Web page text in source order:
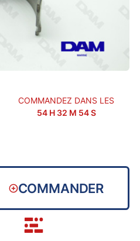
COMMANDEZ DANS LES
54H 32 M 53S
COMMANDER